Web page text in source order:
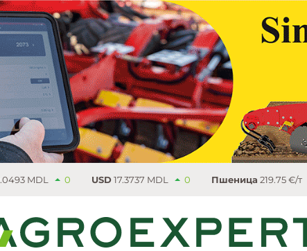
0 USD 17.3737 MDL 0 Пшеница 219.75 €/т 4.5